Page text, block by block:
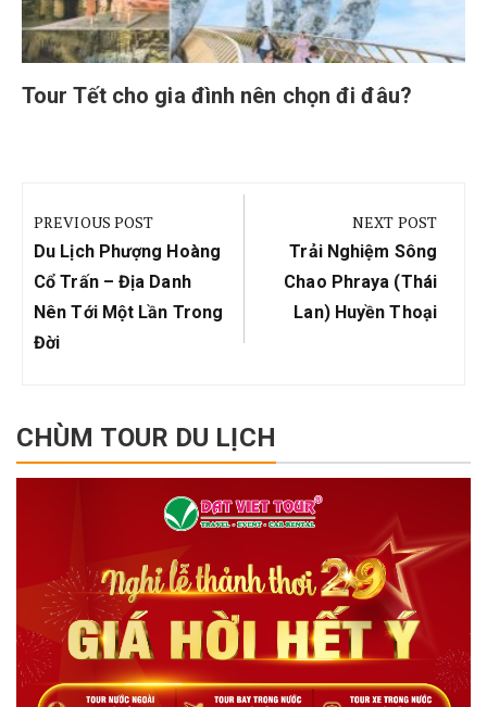
Tour Tết cho gia đình nên chọn đi đâu?
hướng
bài
viết
PREVIOUS POST
Previous
Post:
Du Lịch Phượng Hoàng
Cổ Trấn – Địa Danh
Nên Tới Một Lần Trong
Đời
NEXT POST
Next
Post:
Trải Nghiệm Sông
Chao Phraya (Thái
Lan) Huyền Thoại
CHÙM TOUR DU LỊCH